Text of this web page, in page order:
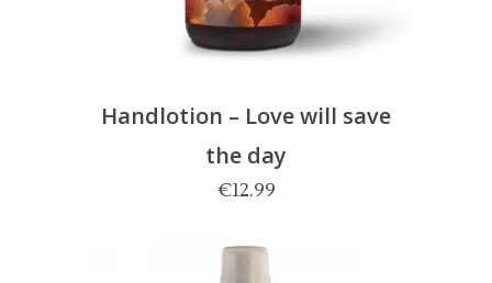
Handlotion – Love will save
the day
€12.99